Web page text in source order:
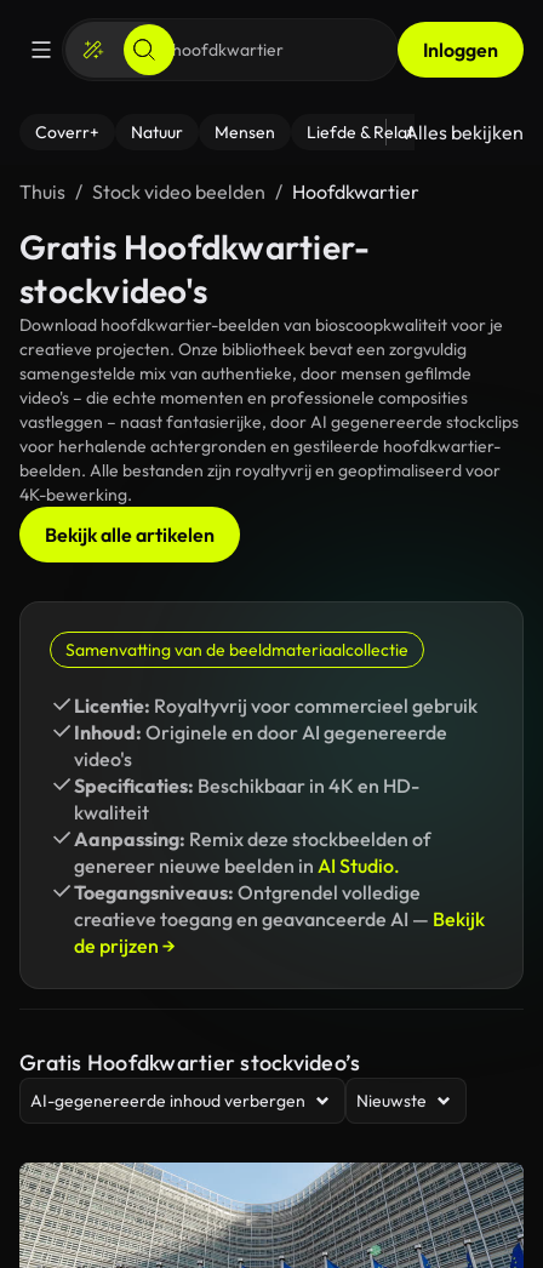
Inloggen
Coverr+ Natuur Mensen Liefde & Relaties - Fitness
Alles bekijken
Thuis Stock video beelden Hoofdkwartier
Gratis Hoofdkwartier-
stockvideo's
Download hoofdkwartier-beelden van bioscoopkwaliteit voor je
creatieve projecten. Onze bibliotheek bevat een zorgvuldig
samengestelde mix van authentieke, door mensen gefilmde
video's – die echte momenten en professionele composities
vastleggen – naast fantasierijke, door AI gegenereerde stockclips
voor herhalende achtergronden en gestileerde hoofdkwartier-
beelden. Alle bestanden zijn royaltyvrij en geoptimaliseerd voor
4K-bewerking.
Bekijk alle artikelen
Samenvatting van de beeldmateriaalcollectie
Licentie: Royaltyvrij voor commercieel gebruik
Inhoud: Originele en door AI gegenereerde
video's
Specificaties: Beschikbaar in 4K en HD-
kwaliteit
Aanpassing: Remix deze stockbeelden of
genereer nieuwe beelden in AI Studio.
Toegangsniveaus: Ontgrendel volledige
creatieve toegang en geavanceerde AI — Bekijk
de prijzen →
Gratis Hoofdkwartier stockvideo’s
AI-gegenereerde inhoud verbergen Nieuwste